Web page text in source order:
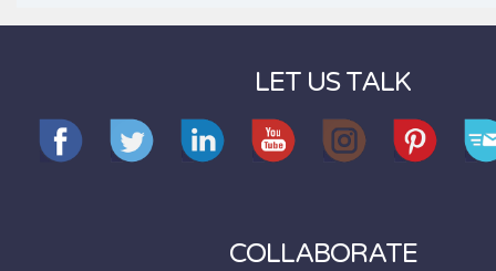
LET US TALK
COLLABORATE